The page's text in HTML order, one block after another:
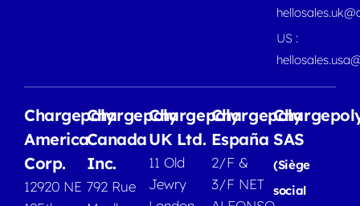
US :
Chargepoly
America
Corp.
12920 NE
Chargepoly
Canada
Inc.
792 Rue
Chargepoly
UK Ltd.
11 Old
Jewry
Chargepoly
España
2/F &
3/F NET
SAS
(Siège
social